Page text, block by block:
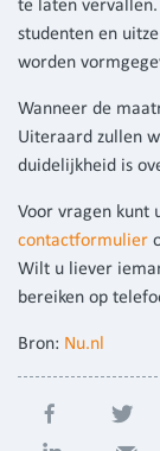
te laten
studenten en
worden
Wanneer de
Uiteraard zullen
duidelijkheid is
Voor vragen kunt
contactformulier
Wilt u liever
bereiken op
Bron: Nu.nl